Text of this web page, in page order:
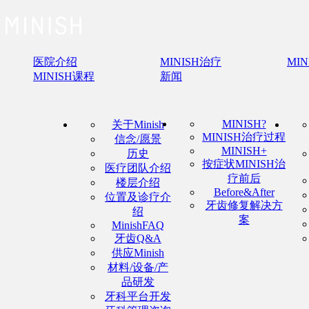
医院介绍 MINISH治疗
MINISH课程
新闻
关于Minish
信念/愿景
历史
医疗团队介绍
楼层介绍
位置及诊疗介
绍
MinishFAQ
牙齿Q&A
供应Minish
材料/设备/产
品研发
牙科平台开发
MINISH?
MINISH治疗过程
MINISH+
按症状MINISH治
疗前后
Before&After
牙齿修复解决方
案